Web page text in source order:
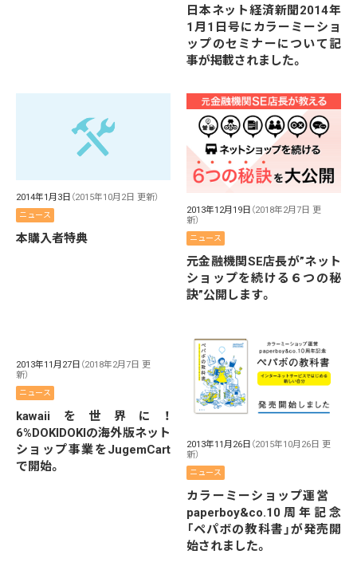
日本ネット経済新聞2014年
1月1日号にカラーミーショ
ップのセミナーについて記
事が掲載されました。
2014年1月3日 （2015年10月2日 更新）
ニュース
本購入者特典
2013年12月19日 （2018年2月7日 更
新）
ニュース
元金融機関SE店長が”ネット
ショップを続ける６つの秘
訣”公開します。
2013年11月27日 （2018年2月7日 更
新）
ニュース
kawaiiを世界に！
6%DOKIDOKIの海外版ネット
ショップ事業をJugemCart
で開始。
2013年11月26日 （2015年10月26日 更
新）
ニュース
カラーミーショップ運営
paperboy&co.10周年記念
「ペパボの教科書」が発売開
始されました。